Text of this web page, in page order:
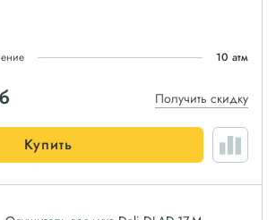
10 атм
Получить скидку
Купить